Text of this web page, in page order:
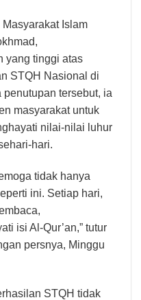
Islam
yang tinggi atas
STQH Nasional di
tersebut, ia
masyarakat untuk
nilai-nilai luhur
hari.
tidak hanya
ini. Setiap hari,
isi Al-Qur’an,” tutur
persnya, Minggu
STQH tidak